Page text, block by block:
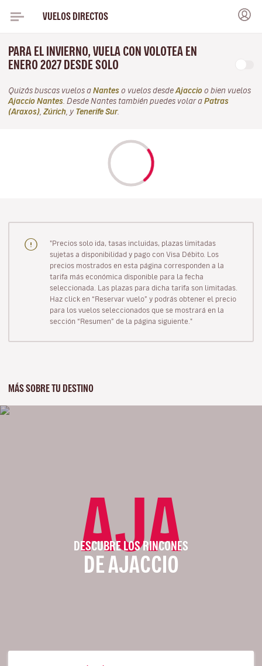
VUELOS DIRECTOS
PARA EL INVIERNO, VUELA CON VOLOTEA EN
ENERO 2027 DESDE SOLO
Quizás buscas vuelos a Nantes o vuelos desde Ajaccio o bien vuelos
Ajaccio Nantes . Desde Nantes también puedes volar a Patras
(Araxos) Zúrich , y Tenerife Sur.
"Precios solo ida, tasas incluidas, plazas limitadas
sujetas a disponibilidad y pago con Visa Débito. Los
precios mostrados en esta página corresponden a la
tarifa más económica disponible para la fecha
seleccionada. Las plazas para dicha tarifa son limitadas.
Haz click en “Reservar vuelo” y podrás obtener el precio
para los vuelos seleccionados que se mostrará en la
sección “Resumen” de la página siguiente."
MÁS SOBRE TU DESTINO
AJA
DESCUBRE LOS RINCONES
DE AJACCIO